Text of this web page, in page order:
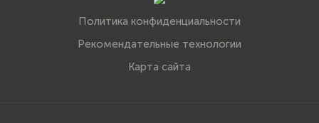
Политика конфиденциальности
Рекомендательные технологии
Карта сайта